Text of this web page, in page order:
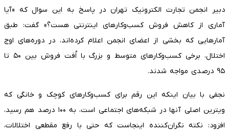
دبیر انجمن تجارت الکترونیک تهران در پاسخ به این سوال که «آیا
آماری از کاهش فروش کسب‌وکار‌های اینترنتی هست؟» گفت: طبق
آمار‌هایی که بخشی از اعضای انجمن اعلام کرده‌اند، در دوره‌های اوج
اختلال، برخی کسب‌وکار‌های متوسط و بزرگ با اُفت فروش بین ۵۰ تا
۹۵ درصدی مواجه شدند.
نجفی با بیان اینکه این رقم برای کسب‌وکار‌های کوچک و خانگی که
ویترین اصلی آنها در شبکه‌های اجتماعی است، به ۱۰۰ درصد هم رسید،
افزود: نکته نگران‌کننده اینجاست که حتی با رفع مقطعی اختلالات،